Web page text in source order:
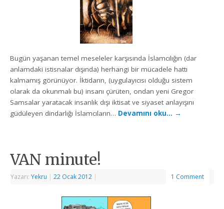
Bugün yaşanan temel meseleler karşısında İslamcılığın (dar
anlamdaki istisnalar dışında) herhangi bir mücadele hattı
kalmamış görünüyor. İktidarın, (uygulayıcısı olduğu sistem
olarak da okunmalı bu) insanı çürüten, ondan yeni Gregor
Samsalar yaratacak insanlık dışı iktisat ve siyaset anlayışını
güdüleyen dindarlığı İslamcıların… Devamını oku… →
VAN minute!
Yazarı:Yekru | 22 Ocak 2012 | 1 Comment